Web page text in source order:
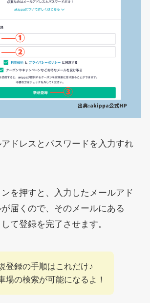
ドレスとパスワードを入力すれ
を押すと、入力したメールアド
届くので、そのメールにある
て登録を完了させます。
登録の手順はこれだけ♪
場の検索が可能になるよ！